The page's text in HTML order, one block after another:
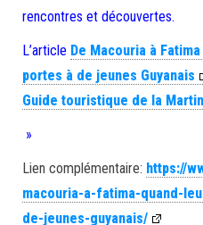
rencontres et découvertes.
L’article De Macouria à
portes à de jeunes Guyanais
Guide touristique de la
»
Lien complémentaire: https://
macouria-a-fatima-quand-
de-jeunes-guyanais/